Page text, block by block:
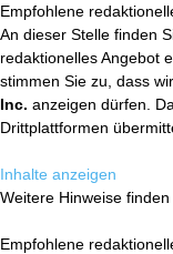
Empfohlene
An dieser Stelle finden
redaktionelles Angebot
stimmen Sie zu, dass
Inc. anzeigen dürfen.
Drittplattformen
Inhalte anzeigen
Weitere Hinweise
Empfohlene